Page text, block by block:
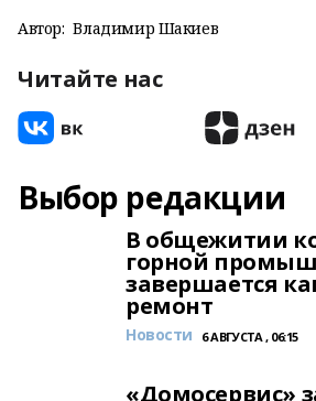
Автор: Владимир Шакиев
Читайте нас
Выбор редакции
В общежитии
горной
завершается
ремонт
Новости 6 АВГУСТА , 06:15
«Домосервис»